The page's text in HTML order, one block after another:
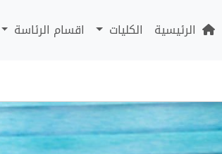
الرئيسية الكليات اقسام الرئاسة